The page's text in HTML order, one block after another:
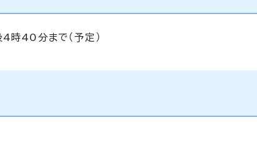
40分まで（予定）